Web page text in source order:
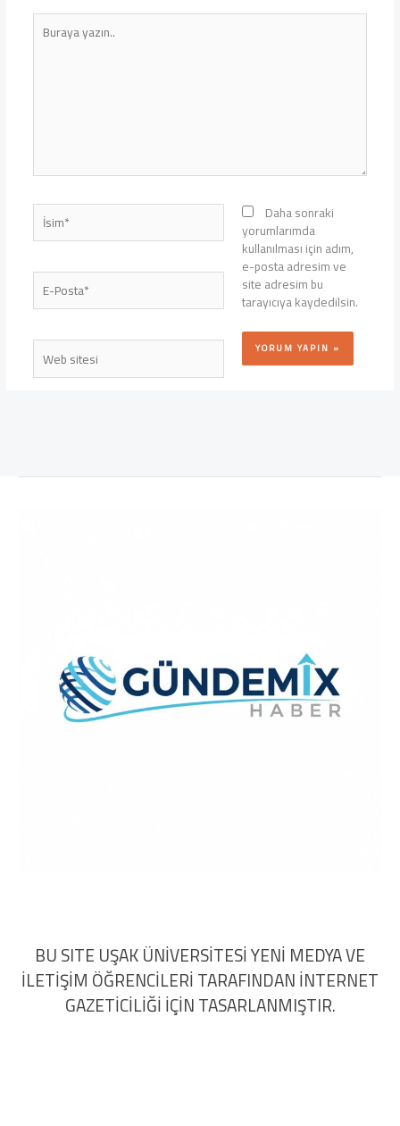
Buraya
yazın..
İsim*
E-
Posta*
Web
sitesi
Daha sonraki
yorumlarımda
kullanılması için adım,
e-posta adresim ve
site adresim bu
tarayıcıya kaydedilsin.
BU SITE UŞAK ÜNİVERSİTESİ YENİ MEDYA VE
İLETİŞİM ÖĞRENCİLERİ TARAFINDAN İNTERNET
GAZETİCİLİĞİ İÇİN TASARLANMIŞTIR.